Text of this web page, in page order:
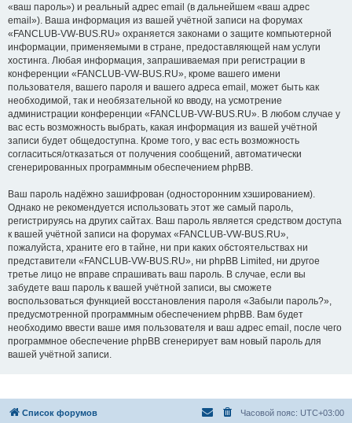
«ваш пароль») и реальный адрес email (в дальнейшем «ваш адрес
email»). Ваша информация из вашей учётной записи на форумах
«FANCLUB-VW-BUS.RU» охраняется законами о защите компьютерной
информации, применяемыми в стране, предоставляющей нам услуги
хостинга. Любая информация, запрашиваемая при регистрации в
конференции «FANCLUB-VW-BUS.RU», кроме вашего имени
пользователя, вашего пароля и вашего адреса email, может быть как
необходимой, так и необязательной ко вводу, на усмотрение
администрации конференции «FANCLUB-VW-BUS.RU». В любом случае у
вас есть возможность выбрать, какая информация из вашей учётной
записи будет общедоступна. Кроме того, у вас есть возможность
согласиться/отказаться от получения сообщений, автоматически
сгенерированных программным обеспечением phpBB.
Ваш пароль надёжно зашифрован (односторонним хэшированием).
Однако не рекомендуется использовать этот же самый пароль,
регистрируясь на других сайтах. Ваш пароль является средством доступа
к вашей учётной записи на форумах «FANCLUB-VW-BUS.RU»,
пожалуйста, храните его в тайне, ни при каких обстоятельствах ни
представители «FANCLUB-VW-BUS.RU», ни phpBB Limited, ни другое
третье лицо не вправе спрашивать ваш пароль. В случае, если вы
забудете ваш пароль к вашей учётной записи, вы сможете
воспользоваться функцией восстановления пароля «Забыли пароль?»,
предусмотренной программным обеспечением phpBB. Вам будет
необходимо ввести ваше имя пользователя и ваш адрес email, после чего
программное обеспечение phpBB сгенерирует вам новый пароль для
вашей учётной записи.
Список форумов Часовой пояс: UTC+03:00